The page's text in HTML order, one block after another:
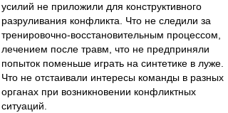
усилий не приложили для конструктивного
разруливания конфликта. Что не следили за
тренировочно-восстановительным процессом,
лечением после травм, что не предприняли
попыток поменьше играть на синтетике в луже.
Что не отстаивали интересы команды в разных
органах при возникновении конфликтных
ситуаций.